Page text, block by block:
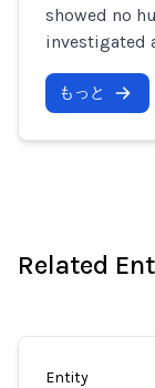
showed no
investigated
もっと
Related
Entity